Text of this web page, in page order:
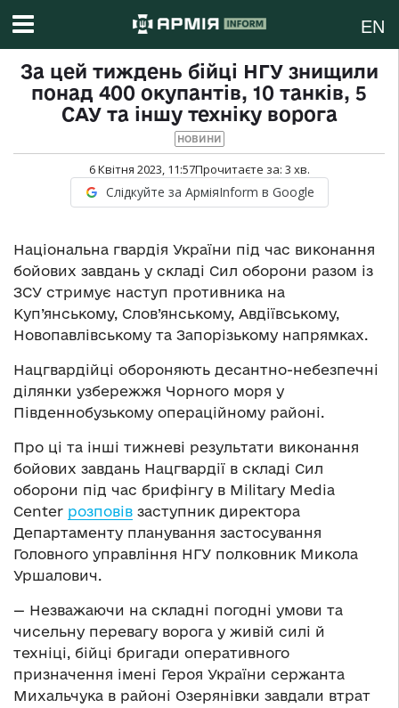
EN
За цей тиждень бійці НГУ знищили
понад 400 окупантів, 10 танків, 5
САУ та іншу техніку ворога
НОВИНИ
6 Квітня 2023, 11:57Прочитаєте за: 3 хв.
Слідкуйте за АрміяInform в Google
Національна гвардія України під час виконання
бойових завдань у складі Сил оборони разом із
ЗСУ стримує наступ противника на
Куп’янському, Слов’янському, Авдіївському,
Новопавлівському та Запорізькому напрямках.
Нацгвардійці обороняють десантно-небезпечні
ділянки узбережжя Чорного моря у
Південнобузькому операційному районі.
Про ці та інші тижневі результати виконання
бойових завдань Нацгвардії в складі Сил
оборони під час брифінгу в Military Media
Center розповів заступник директора
Департаменту планування застосування
Головного управління НГУ полковник Микола
Уршалович.
— Незважаючи на складні погодні умови та
чисельну перевагу ворога у живій силі й
техніці, бійці бригади оперативного
призначення імені Героя України сержанта
Михальчука в районі Озерянівки завдали втрат